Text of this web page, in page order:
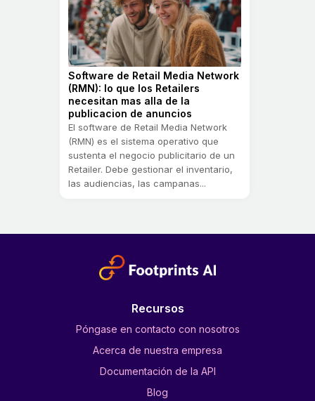
Software de Retail Media Network
(RMN): lo que los Retailers
necesitan mas alla de la
publicacion de anuncios
El software de Retail Media Network
(RMN) es el sistema operativo que
sustenta el negocio publicitario de un
Retailer. Debe gestionar el inventario,
las audiencias, las campanas...
Recursos
Póngase en contacto con nosotros
Acerca de nuestra empresa
Documentación de la API
Blog